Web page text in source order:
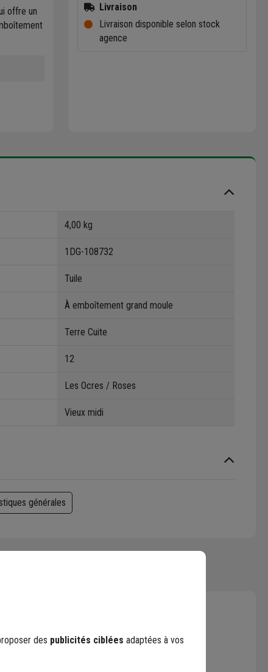
offre un
Livraison
Livraison disponible selon stock
agence
4,00 kg
1DG-108732
Tuile
À emboîtement grand moule
Terre Cuite
12
Les Ocres / Roses
Vieux midi
générales
des publicités ciblées adaptées à vos